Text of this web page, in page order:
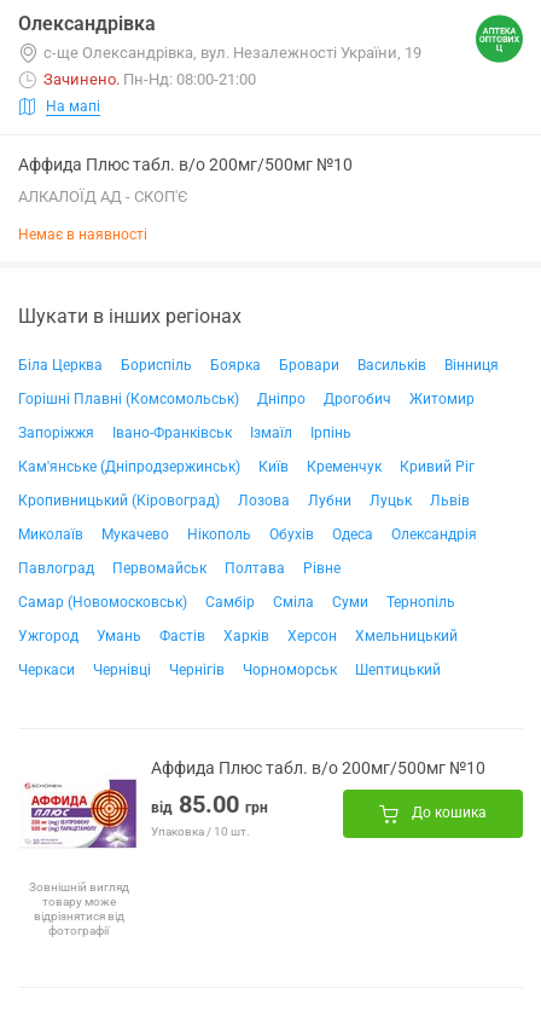
Олександрівка
с-ще Олександрівка, вул. Незалежності України, 19
Зачинено. Пн-Нд: 08:00-21:00
На мапі
Аффида Плюс табл. в/о 200мг/500мг №10
АЛКАЛОЇД АД - СКОП'Є
Немає в наявності
Шукати в інших регіонах
Біла Церква Бориспіль Боярка Бровари Васильків
Вінниця
Горішні Плавні (Комсомольськ)
Дніпро Дрогобич
Житомир
Запоріжжя
Івано-Франківськ Ізмаїл
Ірпінь
Кам'янське (Дніпродзержинськ)
Київ Кременчук
Кривий Ріг
Кропивницький (Кіровоград)
Лозова Лубни Луцьк
Львів
Миколаїв
Мукачево Нікополь Обухів Одеса
Олександрія
Павлоград
Первомайськ Полтава
Рівне
Самар (Новомосковськ)
Самбір Сміла Суми
Тернопіль
Ужгород
Умань Фастів Харків Херсон
Хмельницький
Черкаси
Чернівці Чернігів Чорноморськ Шептицький
Зовнішній вигляд
товару може
відрізнятися від
фотографії
Аффида Плюс табл. в/о 200мг/500мг №10
від 85.00 грн
Упаковка / 10 шт.
До кошика